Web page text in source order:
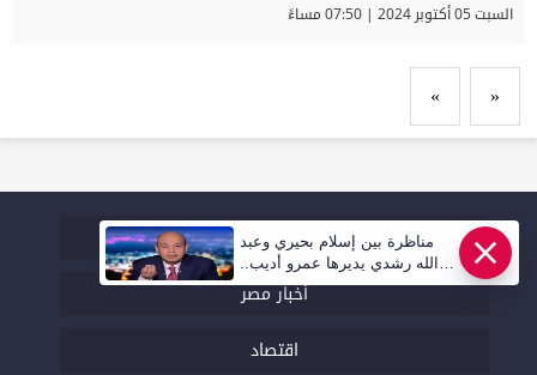
السبت 05 أكتوبر 2024 | 07:50 مساءً
«
»
اخر الاخبار
أخبار مصر
اقتصاد
مناظرة بين إسلام بحيري وعبد
الله رشدي يديرها عمرو أديب..
قريبا | أهل مصر